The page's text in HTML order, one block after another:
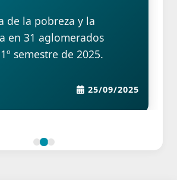
de la pobreza y la
en 31 aglomerados
semestre de 2025.
25/09/2025